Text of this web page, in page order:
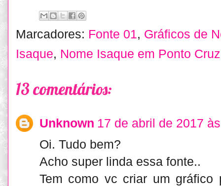
Marcadores: Fonte 01, Gráficos de
Isaque, Nome Isaque em Ponto Cruz
13 comentários:
Unknown 17 de abril de 2017
Oi. Tudo bem?
Acho super linda essa fonte..
Tem como vc criar um